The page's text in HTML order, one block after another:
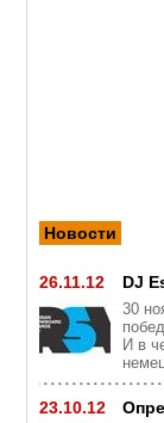
Новости
26.11.12 DJ
30
И в
23.10.12